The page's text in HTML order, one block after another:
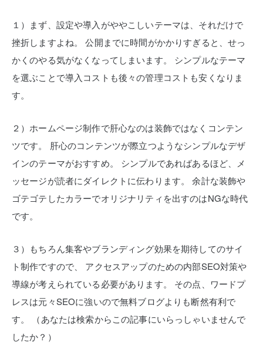
１）まず、設定や導入がややこしいテーマは、それだけで
挫折しますよね。
公開までに時間がかかりすぎると、せっ
かくのやる気がなくなってしまいます。
シンプルなテーマ
を選ぶことで導入コストも後々の管理コストも安くなりま
す。
２）ホームページ制作で肝心なのは装飾ではなくコンテン
ツです。
肝心のコンテンツが際立つようなシンプルなデザ
インのテーマがおすすめ。
シンプルであればあるほど、メ
ッセージが読者にダイレクトに伝わります。
余計な装飾や
ゴテゴテしたカラーでオリジナリティを出すのはNGな時代
です。
３）もちろん集客やブランディング効果を期待してのサイ
ト制作ですので、
アクセスアップのための内部SEO対策や
導線が考えられている必要があります。
その点、ワードプ
レスは元々SEOに強いので無料ブログよりも断然有利で
す。
（あなたは検索からこの記事にいらっしゃいませんで
したか？）